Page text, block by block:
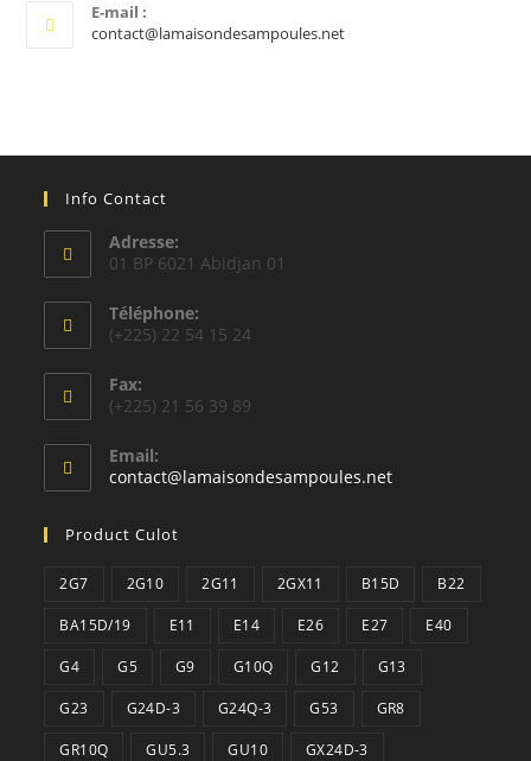
E-mail :
contact@lamaisondesampoules.net
Info Contact
Adresse:
01 BP 6021 Abidjan 01
Téléphone:
(+225) 22 54 15 24
Fax:
(+225) 21 56 39 89
Email:
contact@lamaisondesampoules.net
Product Culot
2G7 2G10 2G11 2GX11 B15D B22
BA15D/19 E11 E14 E26 E27 E40
G4 G5 G9 G10Q G12 G13
G23 G24D-3 G24Q-3 G53 GR8
GR10Q GU5.3 GU10 GX24D-3